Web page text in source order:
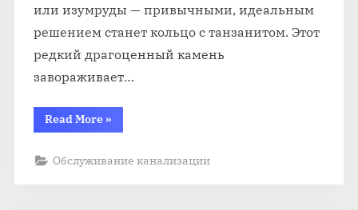
или изумруды — привычными, идеальным
решением станет кольцо с танзанитом. Этот
редкий драгоценный камень
завораживает…
Read More“Купить
кольцо
в
»
Обслуживание канализации